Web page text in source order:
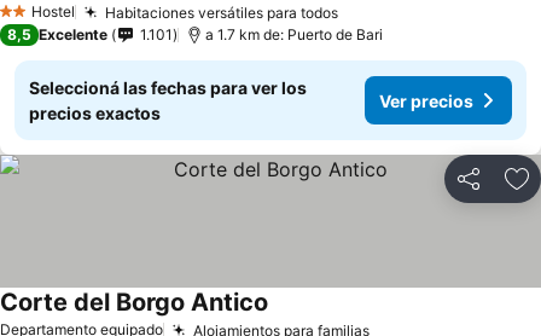
2 Estrellas
Hostel Habitaciones versátiles para todos
8,5 Excelente 1.101 a 1.7 km de: Puerto de Bari
Seleccioná las fechas para ver los
precios exactos
Ver precios
Compartir
Departamento equipado Alojamientos para familias
Corte del Borgo Antico